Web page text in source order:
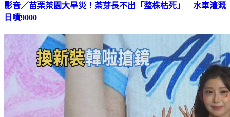
影音／苗栗茶園大旱災！茶芽長不出「整株枯死」 水車灌溉
日噴9000